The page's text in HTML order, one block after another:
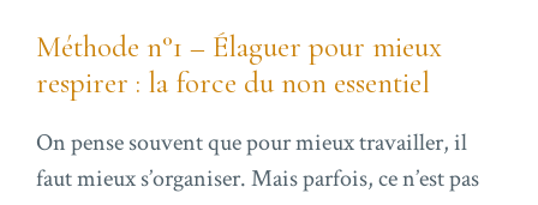
Méthode n°1 – Élaguer pour mieux
respirer : la force du non essentiel
On pense souvent que pour mieux travailler, il
faut mieux s’organiser. Mais parfois, ce n’est pas